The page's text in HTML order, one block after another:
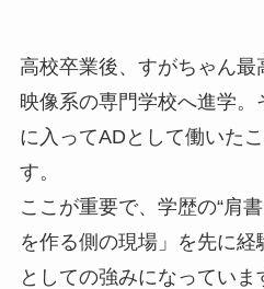
高校卒業後、すがちゃん最
映像系の専門学校へ進学
に入ってADとして働いた
す。
ここが重要で、学歴の“肩
を作る側の現場」を先に経
としての強みになっていま